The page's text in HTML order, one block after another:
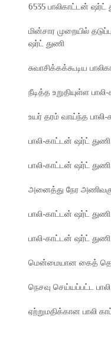
6535 பாலிகாட்டன் ஷர்ட்
மின்சார முறையில்
ஷர்ட் துணி
சுவாசிக்கக்கூடிய
நீடித்த உறுதியுள்ள
உயர் தரம் வாய்ந்த
பாலி-காட்டன் ஷர்ட் துணி
பாலி-காட்டன் ஷர்ட்
அனைத்து நேர
பாலி-காட்டன் ஷர்ட்
பாலி-காட்டன் ஷர்ட்
மென்மையான கைத்
நெசவு செய்யப்பட்ட
ஏற்றுமதிக்கான பாலி